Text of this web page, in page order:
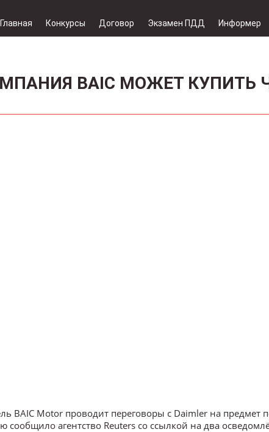
Главная Конкурсы Договор Экзамен ПДД Информер
BAIC МОЖЕТ КУПИТЬ
BAIC Motor проводит переговоры с Daimler на предмет
сообщило агентство Reuters со ссылкой на два